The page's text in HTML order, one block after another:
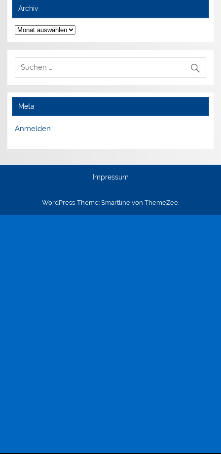
Archiv
Archiv
Meta
Anmelden
Impressum
WordPress-Theme: Smartline von ThemeZee.